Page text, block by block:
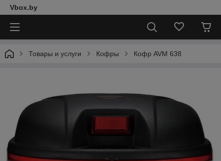
Vbox.by
Товары и услуги Кофры Кофр AVM 638